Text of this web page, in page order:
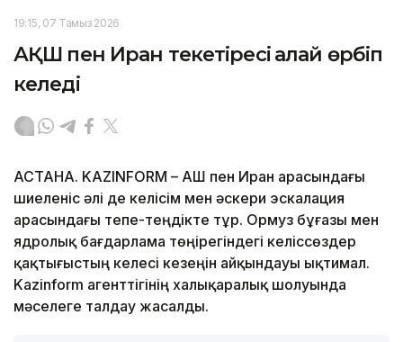
19:15, 07 Тамыз 2026
АҚШ пен Иран текетіресі қалай өрбіп
келеді
АСТАНА. KAZINFORM – АҚШ пен Иран арасындағы
шиеленіс әлі де келісім мен әскери эскалация
арасындағы тепе-теңдікте тұр. Ормуз бұғазы мен
ядролық бағдарлама төңірегіндегі келіссөздер
қақтығыстың келесі кезеңін айқындауы ықтимал.
Kazinform агенттігінің халықаралық шолуында
мәселеге талдау жасалды.